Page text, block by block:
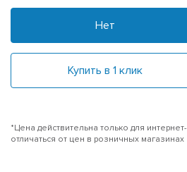
Нет
Купить в 1 клик
*Цена действительна только для
отличаться от цен в розничных магазинах